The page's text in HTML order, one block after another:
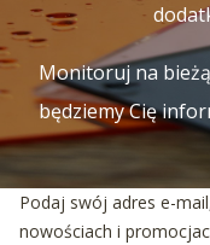
Monitoruj na
będziemy Cię
Podaj swój adres e-
nowościach i